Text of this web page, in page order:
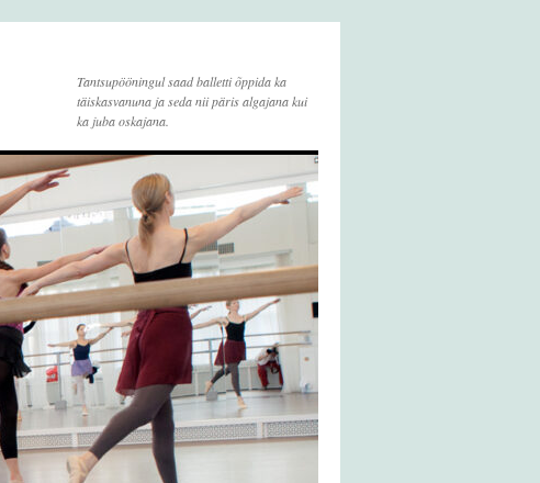
Tantsupööningul saad balletti õppida ka
täiskasvanuna ja seda nii päris algajana kui
ka juba oskajana.